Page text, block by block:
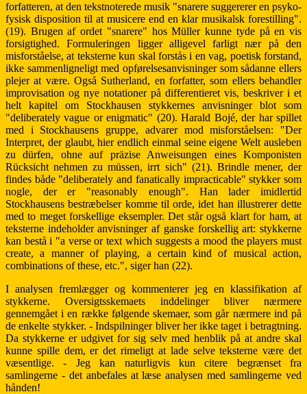
forfatteren, at den tekstnoterede musik "snarere suggererer en psyko-
fysisk disposition til at musicere end en klar musikalsk forestilling".
(19). Brugen af ordet "snarere" hos Müller kunne tyde på en vis
forsigtighed. Formuleringen ligger alligevel farligt nær på den
misforståelse, at teksterne kun skal forstås i en vag, poetisk forstand,
ikke sammenligneligt med opførelsesanvisninger som sådanne ellers
plejer at være. Også Sutherland, en forfatter, som ellers behandler
improvisation og nye notationer på differentieret vis, beskriver i et
helt kapitel om Stockhausen stykkernes anvisninger blot som
"deliberately vague or enigmatic" (20). Harald Bojé, der har spillet
med i Stockhausens gruppe, advarer mod misforståelsen: "Der
Interpret, der glaubt, hier endlich einmal seine eigene Welt ausleben
zu dürfen, ohne auf präzise Anweisungen eines Komponisten
Rücksicht nehmen zu müssen, irrt sich" (21). Brindle mener, der
findes både "deliberately and fanatically impracticable" stykker som
nogle, der er "reasonably enough". Han lader imidlertid
Stockhausens bestræbelser komme til orde, idet han illustrerer dette
med to meget forskellige eksempler. Det står også klart for ham, at
teksterne indeholder anvisninger af ganske forskellig art: stykkerne
kan bestå i "a verse or text which suggests a mood the players must
create, a manner of playing, a certain kind of musical action,
combinations of these, etc.", siger han (22).
I analysen fremlægger og kommenterer jeg en klassifikation af
stykkerne. Oversigtsskemaets inddelinger bliver nærmere
gennemgået i en række følgende skemaer, som går nærmere ind på
de enkelte stykker. - Indspilninger bliver her ikke taget i betragtning.
Da stykkerne er udgivet for sig selv med henblik på at andre skal
kunne spille dem, er det rimeligt at lade selve teksterne være det
væsentlige. - Jeg kan naturligvis kun citere begrænset fra
samlingerne - det anbefales at læse analysen med samlingerne ved
hånden!